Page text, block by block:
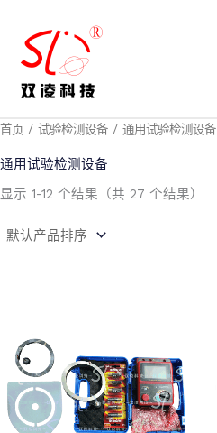
首页 / 试验检测设备 / 通用试验检测设备
通用试验检测设备
显示 1-12 个结果（共 27 个结果）